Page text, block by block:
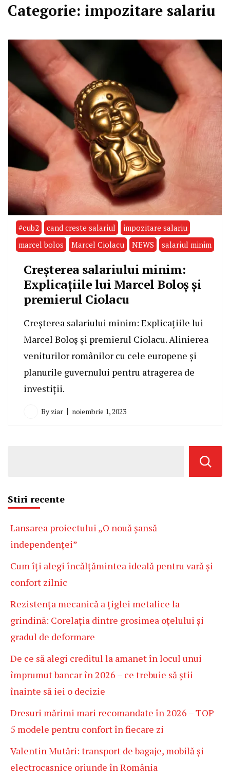
Categorie: impozitare salariu
#cub2 cand creste salariul
impozitare salariu
marcel bolos
Marcel Ciolacu NEWS salariul minim
Creșterea salariului minim:
Explicațiile lui Marcel Boloș și
premierul Ciolacu
Creșterea salariului minim: Explicațiile lui
Marcel Boloș și premierul Ciolacu. Alinierea
veniturilor românilor cu cele europene și
planurile guvernului pentru atragerea de
investiții.
By ziar noiembrie 1, 2023
Stiri recente
Lansarea proiectului „O nouă șansă
independenței”
Cum îți alegi încălțămintea ideală pentru vară și
confort zilnic
Rezistența mecanică a țiglei metalice la
grindină: Corelația dintre grosimea oțelului și
gradul de deformare
De ce să alegi creditul la amanet în locul unui
împrumut bancar în 2026 – ce trebuie să știi
înainte să iei o decizie
Dresuri mărimi mari recomandate în 2026 – TOP
5 modele pentru confort în fiecare zi
Valentin Mutări: transport de bagaje, mobilă și
electrocasnice oriunde în România